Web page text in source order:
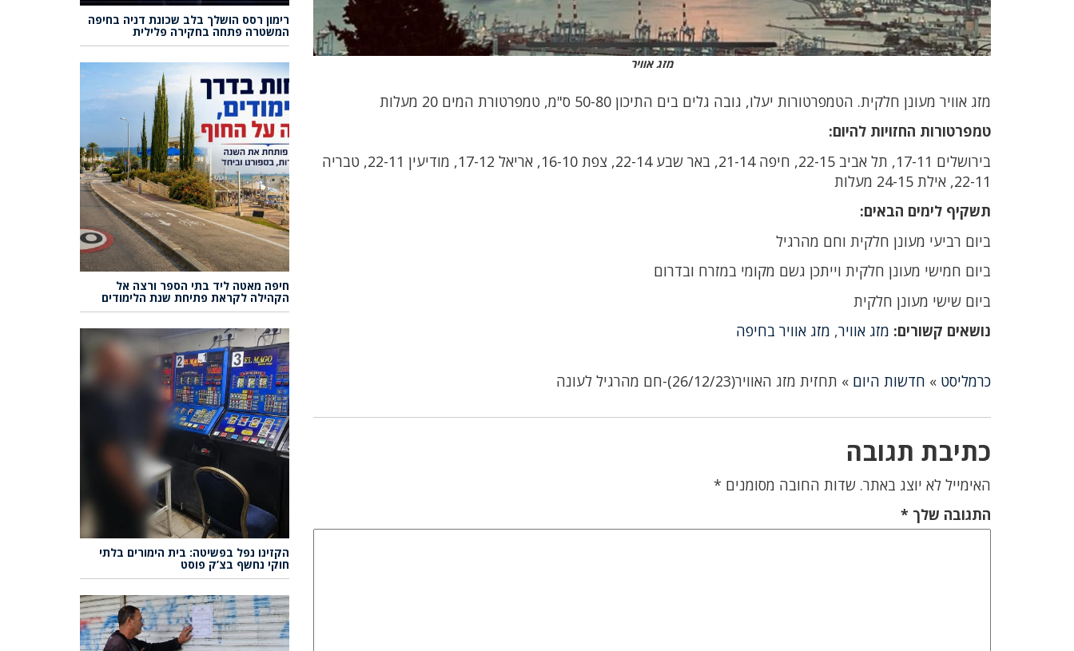
מזג אוויר
מזג אוויר מעונן חלקית. הטמפרטורות יעלו, גובה גלים בים התיכון 50-80 ס"מ, טמפרטורת המים 20 מעלות
טמפרטורות החזויות להיום:
בירושלים 17-11, תל אביב 22-15, חיפה 21-14, באר שבע 22-14, צפת 16-10, אריאל 17-12, מודיעין 22-11, טבריה
22-11, אילת 24-15 מעלות
תשקיף לימים הבאים:
ביום רביעי מעונן חלקית וחם מהרגיל
ביום חמישי מעונן חלקית וייתכן גשם מקומי במזרח ובדרום
ביום שישי מעונן חלקית
נושאים קשורים: מזג אוויר, מזג אוויר בחיפה
כרמליסט » חדשות היום » תחזית מזג האוויר(26/12/23)-חם מהרגיל לעונה
כתיבת תגובה
האימייל לא יוצג באתר. שדות החובה מסומנים *
התגובה שלך*
רימון רסס הושלך בלב שכונת דניה בחיפה
המשטרה פתחה בחקירה פלילית
חיפה מאטה ליד בתי הספר ורצה אל
הקהילה לקראת פתיחת שנת הלימודים
הקזינו נפל בפשיטה: בית הימורים בלתי
חוקי נחשף בצ’ק פוסט